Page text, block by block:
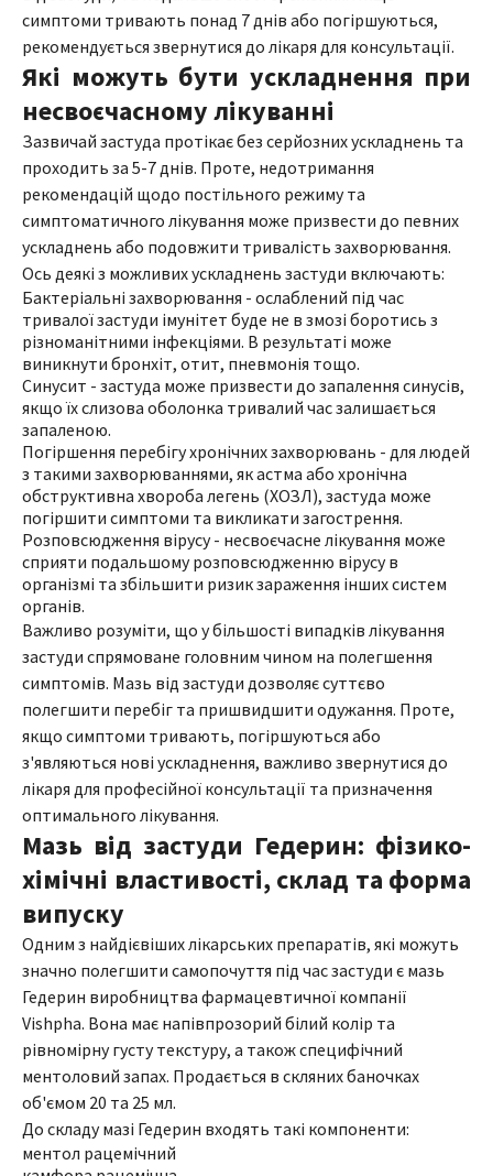
симптоми тривають понад 7 днів або погіршуються,
рекомендується звернутися до лікаря для консультації.
Які можуть бути ускладнення при
несвоєчасному лікуванні
Зазвичай застуда протікає без серйозних ускладнень та
проходить за 5-7 днів. Проте, недотримання
рекомендацій щодо постільного режиму та
симптоматичного лікування може призвести до певних
ускладнень або подовжити тривалість захворювання.
Ось деякі з можливих ускладнень застуди включають:
Бактеріальні захворювання - ослаблений під час
тривалої застуди імунітет буде не в змозі боротись з
різноманітними інфекціями. В результаті може
виникнути бронхіт, отит, пневмонія тощо.
Синусит - застуда може призвести до запалення синусів,
якщо їх слизова оболонка тривалий час залишається
запаленою.
Погіршення перебігу хронічних захворювань - для людей
з такими захворюваннями, як астма або хронічна
обструктивна хвороба легень (ХОЗЛ), застуда може
погіршити симптоми та викликати загострення.
Розповсюдження вірусу - несвоєчасне лікування може
сприяти подальшому розповсюдженню вірусу в
організмі та збільшити ризик зараження інших систем
органів.
Важливо розуміти, що у більшості випадків лікування
застуди спрямоване головним чином на полегшення
симптомів. Мазь від застуди дозволяє суттєво
полегшити перебіг та пришвидшити одужання. Проте,
якщо симптоми тривають, погіршуються або
з'являються нові ускладнення, важливо звернутися до
лікаря для професійної консультації та призначення
оптимального лікування.
Мазь від застуди Гедерин: фізико-
хімічні властивості, склад та форма
випуску
Одним з найдієвіших лікарських препаратів, які можуть
значно полегшити самопочуття під час застуди є мазь
Гедерин виробництва фармацевтичної компанії
Vishpha. Вона має напівпрозорий білий колір та
рівномірну густу текстуру, а також специфічний
ментоловий запах. Продається в скляних баночках
об'ємом 20 та 25 мл.
До складу мазі Гедерин входять такі компоненти:
ментол рацемічний